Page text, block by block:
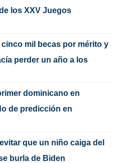
los XXV Juegos
mil becas por mérito y
perder un año a los
dominicano en
de predicción en
que un niño caiga del
burla de Biden